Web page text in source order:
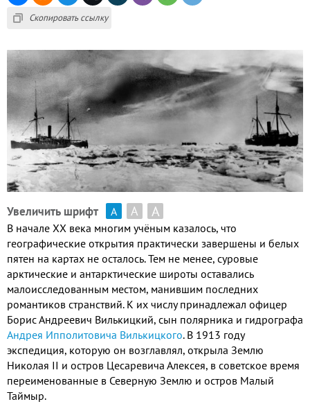
Скопировать ссылку
Увеличить шрифт А А А
В начале XX века многим учёным казалось, что
географические открытия практически завершены и белых
пятен на картах не осталось.Тем не менее, суровые
арктические и антарктические широты оставались
малоисследованным местом, манившим последних
романтиков странствий. К их числу принадлежал офицер
Борис Андреевич Вилькицкий, сын полярника и гидрографа
Андрея Ипполитовича Вилькицкого. В 1913 году
экспедиция, которую он возглавлял, открыла Землю
Николая II и остров Цесаревича Алексея, в советское время
переименованные в Северную Землю и остров Малый
Таймыр.